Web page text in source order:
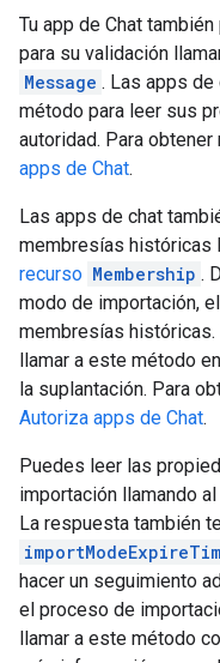
Tu app de Chat
para su validación
Message . Las apps
método para leer sus
autoridad. Para
apps de Chat.
Las apps de chat
membresías históricas
recurso Membership .
modo de importación,
membresías
llamar a este método
la suplantación. Para
Autoriza apps de Chat.
Puedes leer las
importación llamando al
La respuesta también
hacer un seguimiento
el proceso de
llamar a este método